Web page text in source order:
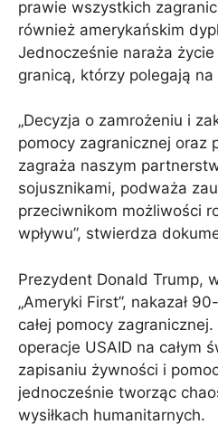
prawie wszystkich
również amerykańskim
Jednocześnie naraża
granicą, którzy polegają
„Decyzja o zamrożeniu i
pomocy zagranicznej oraz
zagraża naszym
sojusznikami, podważa
przeciwnikom możliwości
wpływu”, stwierdza
Prezydent Donald Trump,
„Ameryki First”, nakazał
całej pomocy
operacje USAID na całym
zapisaniu żywności i
jednocześnie tworząc
wysiłkach humanitarnych.